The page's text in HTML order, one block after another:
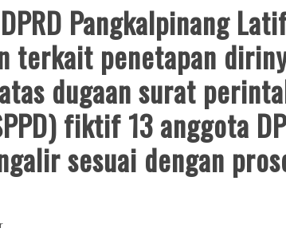
Pangkalpinang
terkait penetapan
dugaan surat
fiktif 13 anggota
sesuai dengan